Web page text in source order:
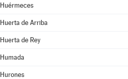
Huérmeces
Huerta de Arriba
Huerta de Rey
Humada
Hurones